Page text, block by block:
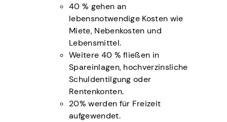
40 % gehen an
lebensnotwendige Kosten wie
Miete, Nebenkosten und
Lebensmittel.
Weitere 40 % fließen in
Spareinlagen, hochverzinsliche
Schuldentilgung oder
Rentenkonten.
20% werden für Freizeit
aufgewendet.